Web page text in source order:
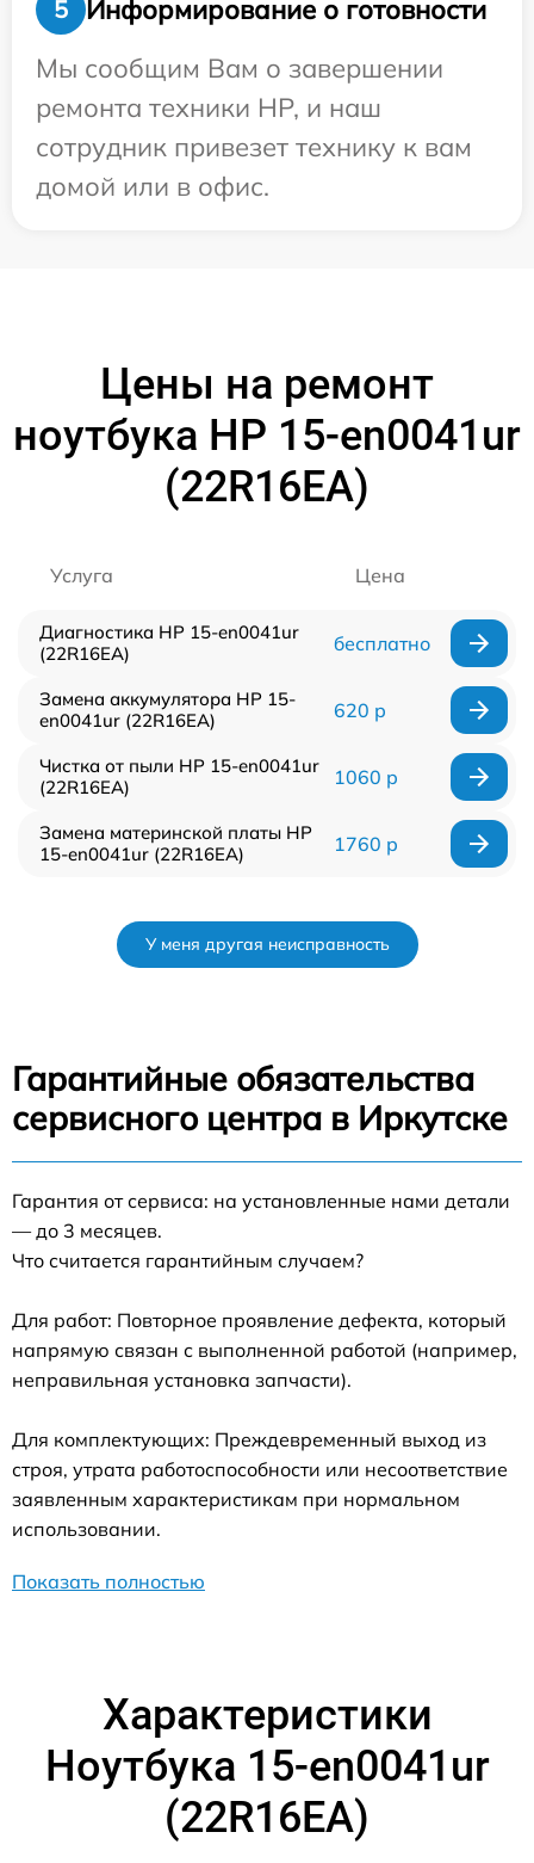
5
Информирование о готовности
Мы сообщим Вам о завершении
ремонта техники HP, и наш
сотрудник привезет технику к вам
домой или в офис.
Цены на ремонт
ноутбука HP 15-en0041ur
(22R16EA)
Услуга Цена
Диагностика HP 15-en0041ur
(22R16EA)
бесплатно
Замена аккумулятора HP 15-
en0041ur (22R16EA)
620 р
Чистка от пыли HP 15-en0041ur
(22R16EA)
1060 р
Замена материнской платы HP
15-en0041ur (22R16EA)
1760 р
У меня другая неисправность
Гарантийные обязательства
сервисного центра в Иркутске
Гарантия от сервиса: на установленные нами детали
— до 3 месяцев.
Что считается гарантийным случаем?
Для работ: Повторное проявление дефекта, который
напрямую связан с выполненной работой (например,
неправильная установка запчасти).
Для комплектующих: Преждевременный выход из
строя, утрата работоспособности или несоответствие
заявленным характеристикам при нормальном
использовании.
Показать полностью
Характеристики
Ноутбука 15-en0041ur
(22R16EA)